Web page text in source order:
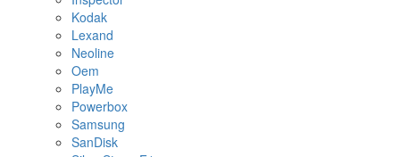
Kodak
Lexand
Neoline
Oem
PlayMe
Powerbox
Samsung
SanDisk